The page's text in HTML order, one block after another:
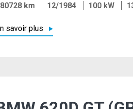
km
12/1984 100 kW
savoir plus